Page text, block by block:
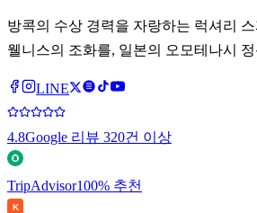
방콕의 수상 경력을 자랑하는 럭셔리
웰니스의 조화를, 일본의 오모테나시
LINE
4.8Google 리뷰 320건 이상
TripAdvisor100% 추천
K